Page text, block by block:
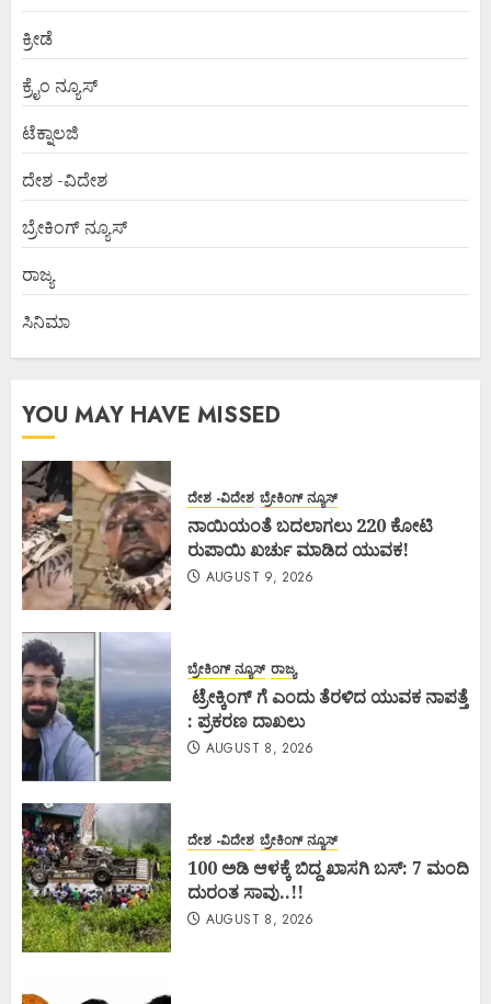
ಕ್ರೀಡೆ
ಕ್ರೈಂ ನ್ಯೂಸ್
ಟೆಕ್ನಾಲಜಿ
ದೇಶ -ವಿದೇಶ
ಬ್ರೇಕಿಂಗ್ ನ್ಯೂಸ್
ರಾಜ್ಯ
ಸಿನಿಮಾ
YOU MAY HAVE MISSED
ದೇಶ -ವಿದೇಶ ಬ್ರೇಕಿಂಗ್ ನ್ಯೂಸ್
ನಾಯಿಯಂತೆ ಬದಲಾಗಲು 220 ಕೋಟಿ
ರುಪಾಯಿ ಖರ್ಚು ಮಾಡಿದ ಯುವಕ!
AUGUST 9, 2026
ಬ್ರೇಕಿಂಗ್ ನ್ಯೂಸ್ ರಾಜ್ಯ
ಟ್ರೇಕ್ಕಿಂಗ್ ಗೆ ಎಂದು ತೆರಳಿದ ಯುವಕ ನಾಪತ್ತೆ
: ಪ್ರಕರಣ ದಾಖಲು
AUGUST 8, 2026
ದೇಶ -ವಿದೇಶ ಬ್ರೇಕಿಂಗ್ ನ್ಯೂಸ್
100 ಅಡಿ ಆಳಕ್ಕೆ ಬಿದ್ದ ಖಾಸಗಿ ಬಸ್: 7 ಮಂದಿ
ದುರಂತ ಸಾವು..!!
AUGUST 8, 2026